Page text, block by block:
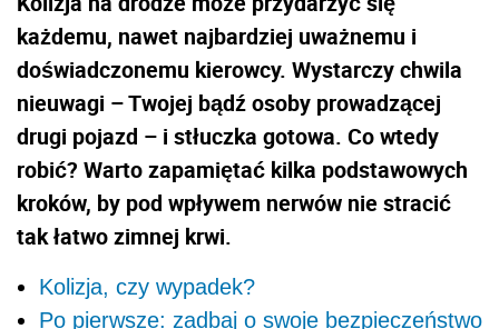
każdemu, nawet najbardziej uważnemu i
doświadczonemu kierowcy. Wystarczy chwila
nieuwagi – Twojej bądź osoby prowadzącej
drugi pojazd – i stłuczka gotowa. Co wtedy
robić? Warto zapamiętać kilka podstawowych
kroków, by pod wpływem nerwów nie stracić
tak łatwo zimnej krwi.
Kolizja, czy wypadek?
Po pierwsze: zadbaj o swoje bezpieczeństwo